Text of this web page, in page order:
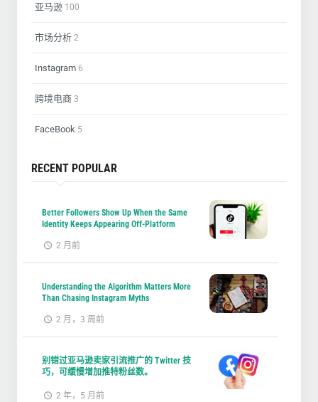
亚马逊 100
市场分析 2
Instagram 6
跨境电商 3
FaceBook 5
RECENT POPULAR
Better Followers Show Up When the Same
Identity Keeps Appearing Off-Platform
2 月前
Understanding the Algorithm Matters More
Than Chasing Instagram Myths
2 月，3 周前
别错过亚马逊卖家引流推广的 Twitter 技
巧，可缓慢增加推特粉丝数。
2 年，5 月前